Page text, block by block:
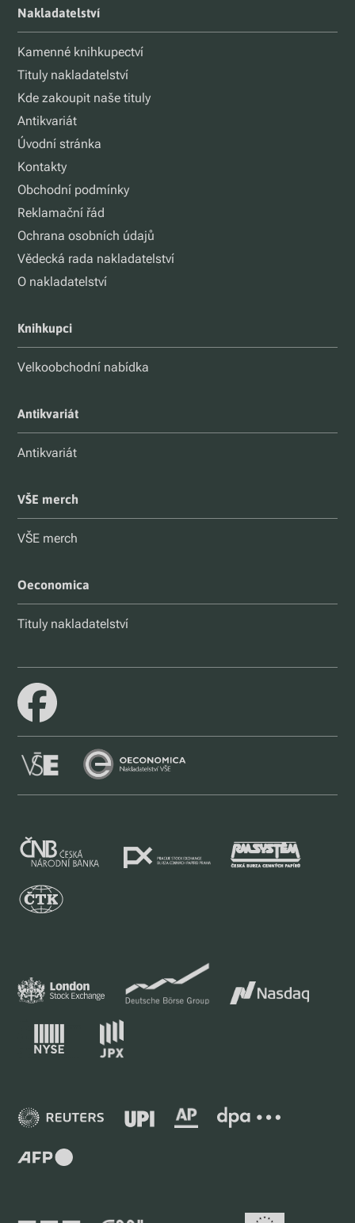
Nakladatelství
Kamenné knihkupectví
Tituly nakladatelství
Kde zakoupit naše tituly
Antikvariát
Úvodní stránka
Kontakty
Obchodní podmínky
Reklamační řád
Ochrana osobních údajů
Vědecká rada nakladatelství
O nakladatelství
Knihkupci
Velkoobchodní nabídka
Antikvariát
Antikvariát
VŠE merch
VŠE merch
Oeconomica
Tituly nakladatelství